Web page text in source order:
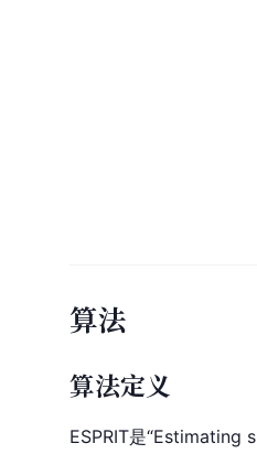
算法
算法定义
ESPRIT是“Estimating